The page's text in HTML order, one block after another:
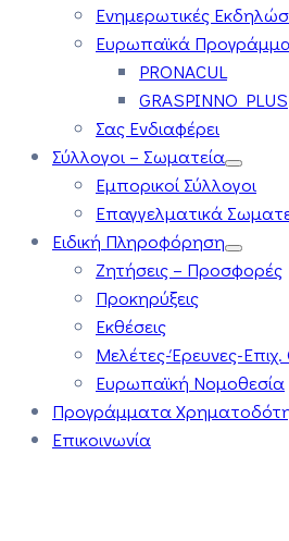
Ενημερωτικές
Ευρωπαϊκά
PRONACUL
GRASPINNO PLUS
Σας Ενδιαφέρει
Σύλλογοι – Σωματεία
Εμπορικοί Σύλλογοι
Επαγγελματικά
Ειδική Πληροφόρηση
Ζητήσεις – Προσφορές
Προκηρύξεις
Εκθέσεις
Μελέτες-Έρευνες-Επιχ.
Ευρωπαϊκή Νομοθεσία
Προγράμματα
Επικοινωνία